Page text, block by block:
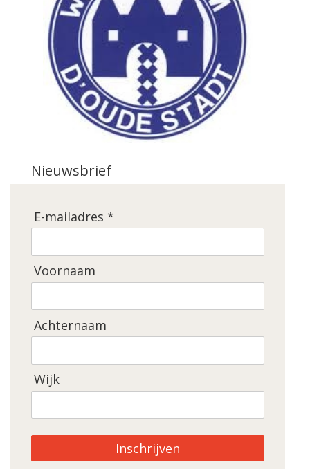
Nieuwsbrief
E-mailadres *
Voornaam
Achternaam
Wijk
Inschrijven